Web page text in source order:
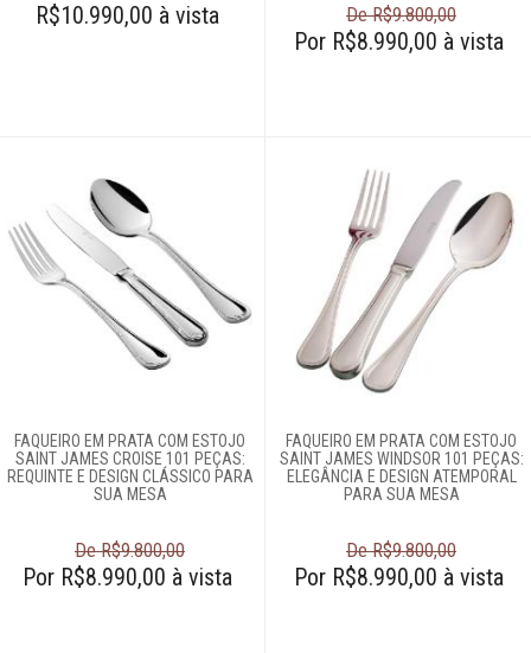
manteiga
Facas
Faqueiros
Garfos
Cama e banho
Móveis
Decoração
Login
R$10.990,00 à vista De R$9.800,00
Por R$8.990,00 à vista
FAQUEIRO EM PRATA COM ESTOJO
SAINT JAMES CROISE 101 PEÇAS:
REQUINTE E DESIGN CLÁSSICO PARA
SUA MESA
De R$9.800,00
Por R$8.990,00 à vista
FAQUEIRO EM PRATA COM ESTOJO
SAINT JAMES WINDSOR 101 PEÇAS:
ELEGÂNCIA E DESIGN ATEMPORAL
PARA SUA MESA
De R$9.800,00
Por R$8.990,00 à vista